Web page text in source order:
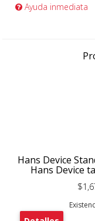
Ayuda inmediata
Hans Device
Hans Device